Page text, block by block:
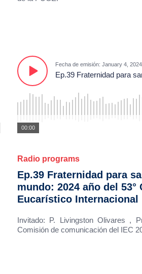
Fecha de emisión: January 4, 2024
00:00
Radio programs
Ep.39 Fraternidad para
mundo: 2024 año del 53°
Eucarístico Internacional
Invitado: P. Livingston Olivares ,
Comisión de comunicación del IEC